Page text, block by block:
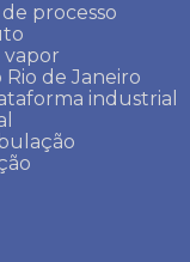
processo
vapor
Rio de Janeiro
industrial